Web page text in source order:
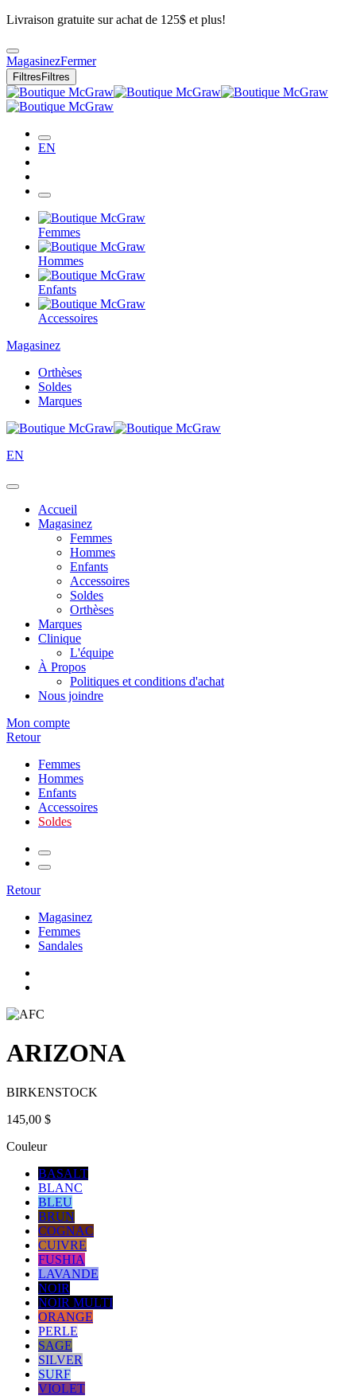
Livraison gratuite sur achat de 125$ et plus!
MagasinezFermer
Filtres Filtres
EN
Femmes
Hommes
Enfants
Accessoires
Magasinez
Orthèses
Soldes
Marques
EN
Accueil
Magasinez
Femmes
Hommes
Enfants
Accessoires
Soldes
Orthèses
Marques
Clinique
L'équipe
À Propos
Politiques et conditions d'achat
Nous joindre
Mon compte
Retour
Femmes
Hommes
Enfants
Accessoires
Soldes
Retour
Magasinez
Femmes
Sandales
ARIZONA
BIRKENSTOCK
145,00 $
Couleur
BASALT
BLANC
BLEU
BRUN
COGNAC
CUIVRE
FUSHIA
LAVANDE
NOIR
NOIR MULTI
ORANGE
PERLE
SAGE
SILVER
SURF
VIOLET